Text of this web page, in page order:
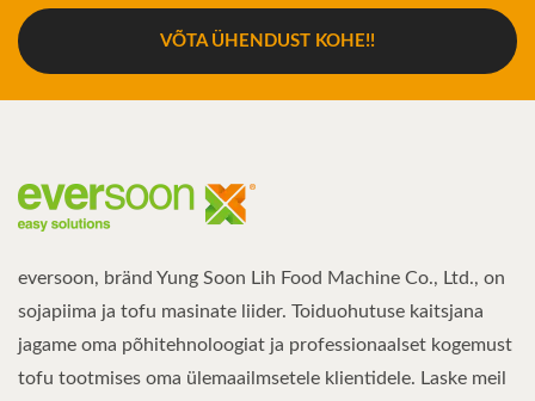
VÕTA ÜHENDUST KOHE!!
eversoon, bränd Yung Soon Lih Food Machine Co., Ltd., on
sojapiima ja tofu masinate liider. Toiduohutuse kaitsjana
jagame oma põhitehnoloogiat ja professionaalset kogemust
tofu tootmises oma ülemaailmsetele klientidele. Laske meil